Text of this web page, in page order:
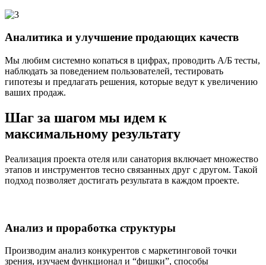
Аналитика и улучшение продающих качеств
Мы любим системно копаться в цифрах, проводить А/Б тесты,
наблюдать за поведением пользователей, тестировать
гипотезы и предлагать решения, которые ведут к увеличению
ваших продаж.
Шаг за шагом мы идем к
максимальному результату
Реализация проекта отеля или санатория включает множество
этапов и инструментов тесно связанных друг с другом. Такой
подход позволяет достигать результата в каждом проекте.
Анализ и проработка структуры
Производим анализ конкурентов с маркетинговой точки
зрения, изучаем функционал и “фишки”, способы